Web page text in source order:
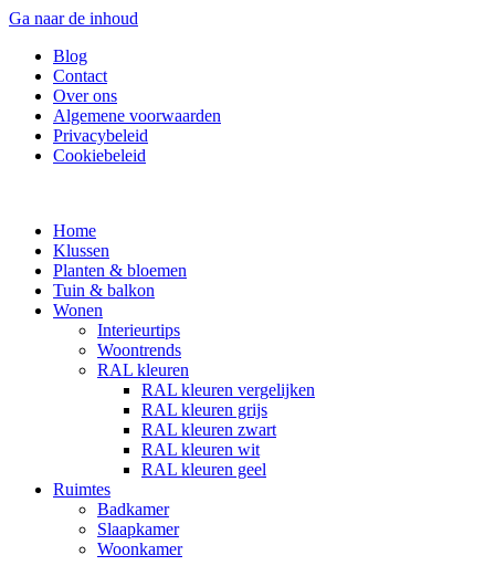
Ga naar de inhoud
Blog
Contact
Over ons
Algemene voorwaarden
Privacybeleid
Cookiebeleid
Home
Klussen
Planten & bloemen
Tuin & balkon
Wonen
Interieurtips
Woontrends
RAL kleuren
RAL kleuren vergelijken
RAL kleuren grijs
RAL kleuren zwart
RAL kleuren wit
RAL kleuren geel
Ruimtes
Badkamer
Slaapkamer
Woonkamer